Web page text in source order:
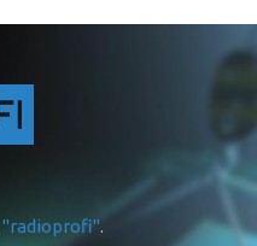
"radioprofi".